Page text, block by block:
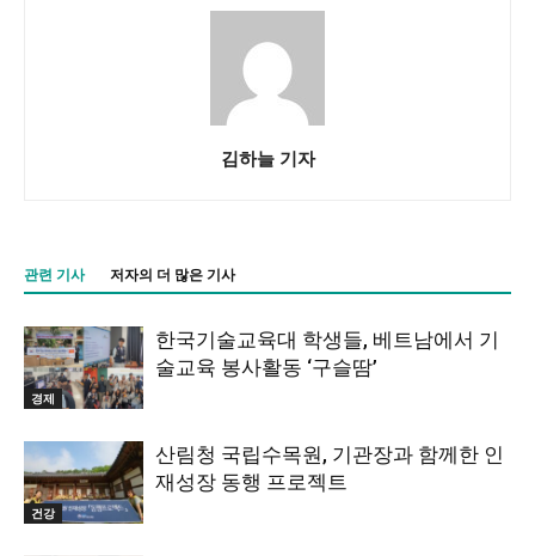
김하늘 기자
관련 기사 저자의 더 많은 기사
경제
한국기술교육대 학생들, 베트남에서 기
술교육 봉사활동 ‘구슬땀’
건강
산림청 국립수목원, 기관장과 함께한 인
재성장 동행 프로젝트